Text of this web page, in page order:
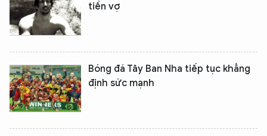
tiền vợ
Bóng đá Tây Ban Nha tiếp tục khẳng
định sức mạnh